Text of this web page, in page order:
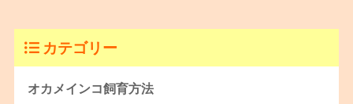
カテゴリー
オカメインコ飼育方法